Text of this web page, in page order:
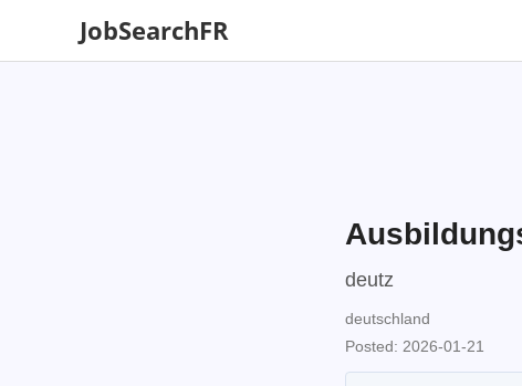
JobSearchFR
deutz
deutschland
Posted: 2026-01-21